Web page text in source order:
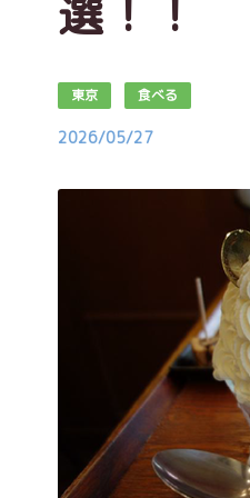
選！！
東京 食べる
2026/05/27